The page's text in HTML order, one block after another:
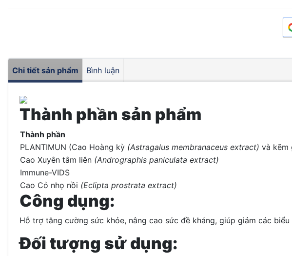
Chi tiết sản phẩm Bình luận
Thành phần sản phẩm
Thành phần
PLANTIMUN (Cao Hoàng kỳ (Astragalus membranaceus extract) và kẽm
Cao Xuyên tâm liên (Andrographis paniculata extract)
Immune-VIDS
Cao Cỏ nhọ nồi (Eclipta prostrata extract)
Công dụng:
Hỗ trợ tăng cường sức khỏe, nâng cao sức đề kháng, giúp giảm các
Đối tượng sử dụng: